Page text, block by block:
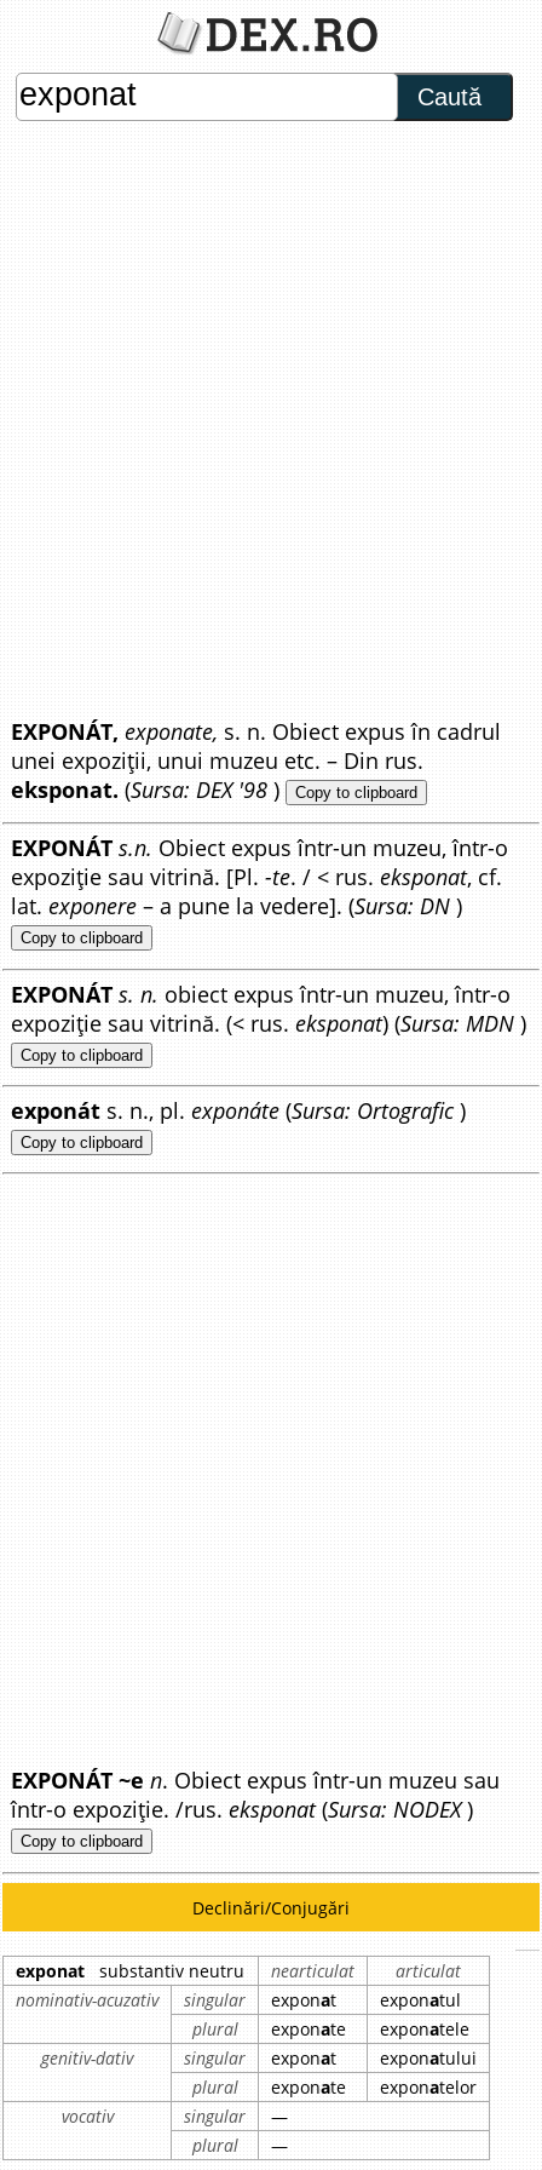
Caută
EXPONÁT, exponate, s. n. Obiect expus în cadrul
unei expoziții, unui muzeu etc. – Din rus.
eksponat. (Sursa: DEX '98 ) Copy to clipboard
EXPONÁT s.n. Obiect expus într-un muzeu, într-o
expoziție sau vitrină. [Pl.-te. / < rus.eksponat, cf.
lat.exponere – a pune la vedere]. (Sursa: DN )
Copy to clipboard
EXPONÁT s. n. obiect expus într-un muzeu, într-o
expoziție sau vitrină. (< rus.eksponat) (Sursa: MDN )
Copy to clipboard
exponát s. n., pl.exponáte (Sursa: Ortografic )
Copy to clipboard
EXPONÁT ~e n. Obiect expus într-un muzeu sau
într-o expoziție. /rus.eksponat(Sursa: NODEX)
Copy to clipboard
Declinări/Conjugări
exponat substantiv neutru nearticulat
articulat
nominativ-acuzativ
singular exponat exponatul
plural
exponate exponatele
genitiv-dativ
singular exponat exponatului
plural
exponate exponatelor
vocativ
singular
—
plural
—